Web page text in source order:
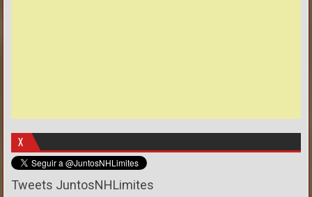
X
Tweets JuntosNHLimites